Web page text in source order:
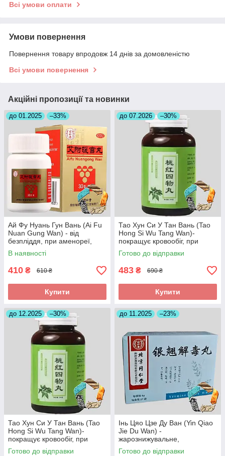
Всі умови оплати
Умови повернення
Повернення товару впродовж 14 днів за домовленістю
Всі умови повернення
Акційні пропозиції та новинки
до 01.2025 –33%
Ай Фу Нуань Гун Вань (Ai Fu
Nuan Gung Wan) - від
безпліддя, при аменореї,
загрозі викидня
В наявності
410 ₴ 610 ₴
Купити
до 07.2026 –30%
Тао Хун Си У Тан Вань (Tao
Hong Si Wu Tang Wan)-
покращує кровообіг, при
інсульті, головних болях
Готово до відправки
483 ₴ 690 ₴
Купити
до 12.2025 –30%
Тао Хун Си У Тан Вань (Tao
Hong Si Wu Tang Wan)-
покращує кровообіг, при
інсульті, головних болях
Готово до відправки
до 11.2025 –23%
Інь Цяо Цзе Ду Ван (Yin Qiao
Jie Du Wan) -
жарознижувальне,
протизапальне,антиалергічне
Готово до відправки